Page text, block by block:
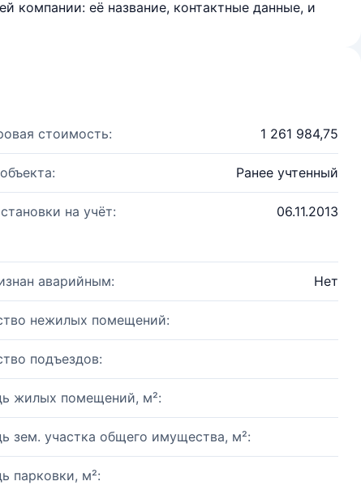
компании: её название, контактные данные, и
стоимость: 1 261 984,75
Ранее учтенный
на учёт: 06.11.2013
аварийным: Нет
нежилых помещений:
подъездов:
жилых помещений, м²:
зем. участка общего имущества, м²:
парковки, м²: